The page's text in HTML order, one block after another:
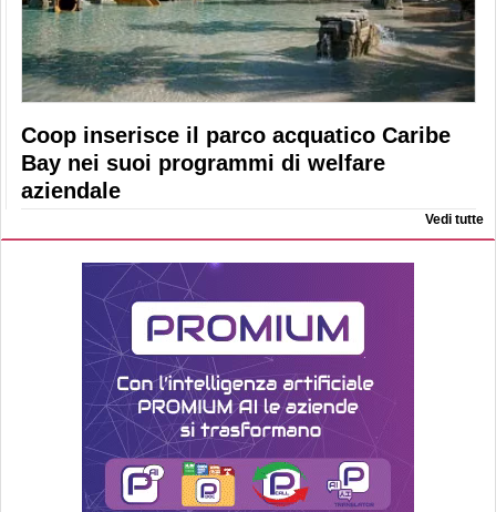
Coop inserisce il parco acquatico Caribe
Bay nei suoi programmi di welfare
aziendale
Vedi tutte